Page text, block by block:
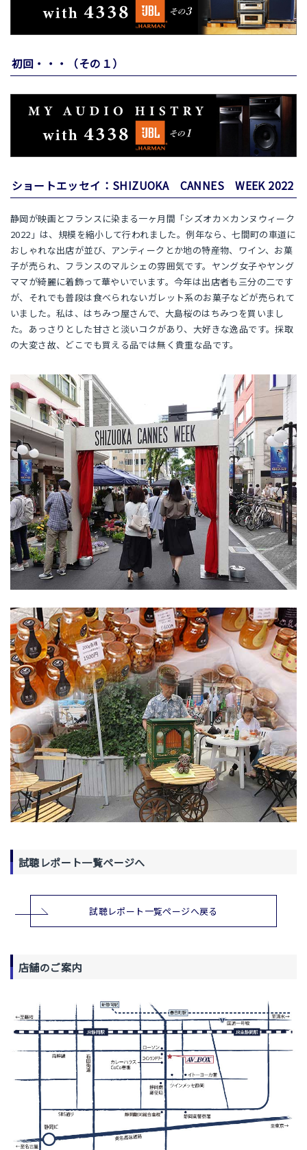
初回・・・（その１）
ショートエッセイ：SHIZUOKA CANNES WEEK 2022
静岡が映画とフランスに染まる一ヶ月間「シズオカ×カンヌウィーク
2022」は、規模を縮小して行われました。例年なら、七間町の車道に
おしゃれな出店が並び、アンティークとか地の特産物、ワイン、お菓
子が売られ、フランスのマルシェの雰囲気です。ヤング女子やヤング
ママが綺麗に着飾って華やいでいます。今年は出店者も三分の二です
が、それでも普段は食べられないガレット系のお菓子などが売られて
いました。私は、はちみつ屋さんで、大島桜のはちみつを買いまし
た。あっさりとした甘さと淡いコクがあり、大好きな逸品です。採取
の大変さ故、どこでも買える品では無く貴重な品です。
試聴レポート一覧ページへ
試聴レポート一覧ページへ戻る
店舗のご案内